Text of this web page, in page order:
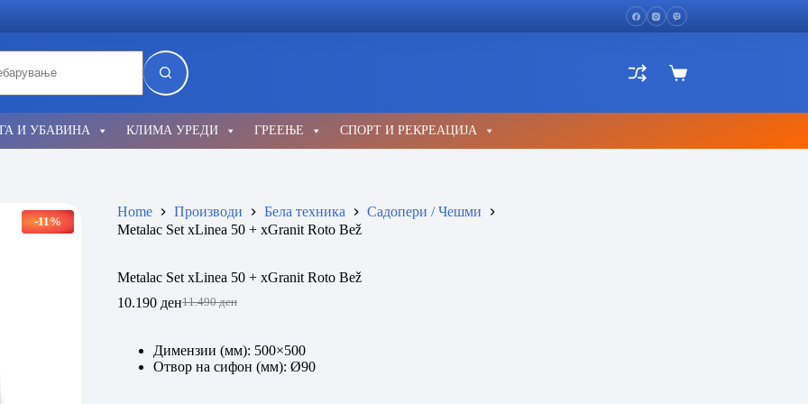
Shopping
И УБАВИНА КЛИМА УРЕДИ ГРЕЕЊЕ СПОРТ И РЕКРЕАЦИЈА
-11%
Home Производи Бела техника
Садопери / Чешми
Metalac Set xLinea 50 + xGranit Roto Bež
Metalac Set xLinea 50 + xGranit Roto Bež
11.490ден
Original
11.490 ден.
10.190 денCurrent
10.190 ден.
Димензии (мм): 500×500
Отвор на сифон (мм): Ø90